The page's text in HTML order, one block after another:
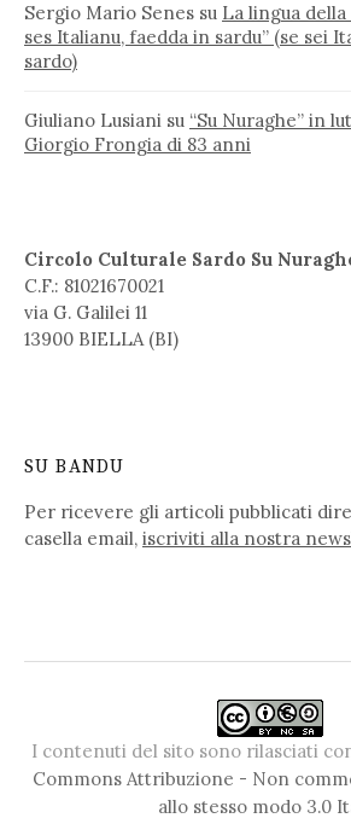
Sergio Mario Senes su La lingua della
ses Italianu, faedda in sardu” (se sei
sardo)
Giuliano Lusiani su “Su Nuraghe” in
Giorgio Frongia di 83 anni
Circolo Culturale Sardo Su
C.F.: 81021670021
via G. Galilei 11
13900 BIELLA (BI)
SU BANDU
Per ricevere gli articoli pubblicati
casella email, iscriviti alla nostra
I contenuti del sito sono rilasciati
Commons Attribuzione - Non
allo stesso modo 3.0